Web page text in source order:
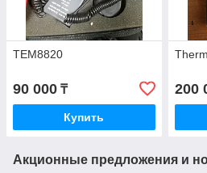
TEM8820
90 000 ₸
Купить
200
Акционные предложения и